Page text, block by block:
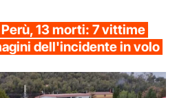
13 morti: 7 vittime
dell'incidente in volo